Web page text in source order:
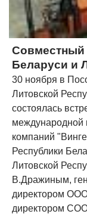
Совместный
Беларуси и
30 ноября в
Литовской
состоялась
международной
компаний
Республики
Литовской
В.Дражиным,
директором
директором